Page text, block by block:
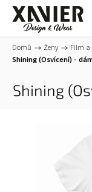
Domů / Ženy / Film
Shining (Osvícení) -
Shining